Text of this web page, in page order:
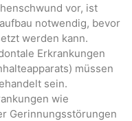
vor, ist
notwendig, bevor
werden kann.
Erkrankungen
müssen
sein.
wie
Gerinnungsstörungen